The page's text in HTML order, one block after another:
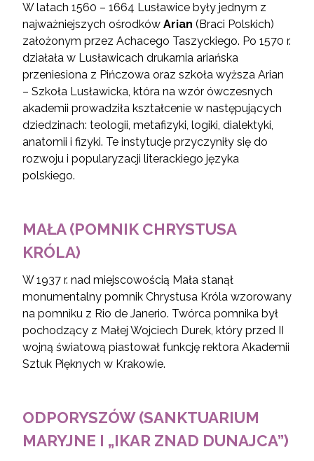
W latach 1560 – 1664 Lusławice były jednym z
najważniejszych ośrodków Arian (Braci Polskich)
założonym przez Achacego Taszyckiego. Po 1570 r.
działała w Lusławicach drukarnia ariańska
przeniesiona z Pińczowa oraz szkoła wyższa Arian
– Szkoła Lusławicka, która na wzór ówczesnych
akademii prowadziła kształcenie w następujących
dziedzinach: teologii, metafizyki, logiki, dialektyki,
anatomii i fizyki. Te instytucje przyczyniły się do
rozwoju i popularyzacji literackiego języka
polskiego.
MAŁA (POMNIK CHRYSTUSA
KRÓLA)
W 1937 r. nad miejscowością Mała stanął
monumentalny pomnik Chrystusa Króla wzorowany
na pomniku z Rio de Janerio. Twórca pomnika był
pochodzący z Małej Wojciech Durek, który przed II
wojną światową piastował funkcję rektora Akademii
Sztuk Pięknych w Krakowie.
ODPORYSZÓW (SANKTUARIUM
MARYJNE I „IKAR ZNAD DUNAJCA”)